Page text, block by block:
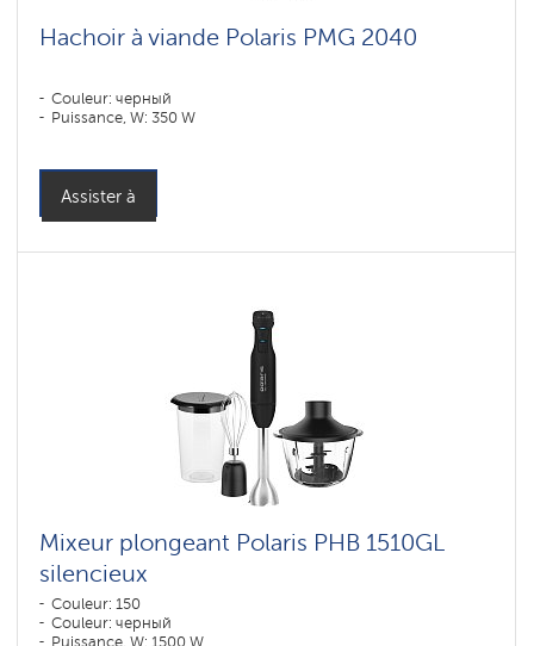
Hachoir à viande Polaris PMG 2040
Couleur: черный
Puissance, W: 350 W
Assister à
Mixeur plongeant Polaris PHB 1510GL
silencieux
Couleur: 150
Couleur: черный
Puissance, W: 1500 W